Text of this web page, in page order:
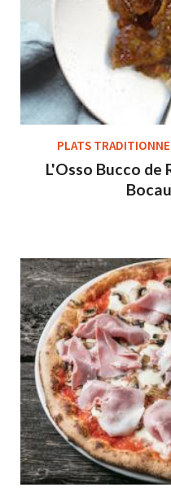
PLATS
L'Osso Bucco de